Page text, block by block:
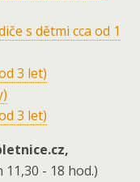
s dětmi cca od 1
3 let)
3 let)
- 18 hod.)